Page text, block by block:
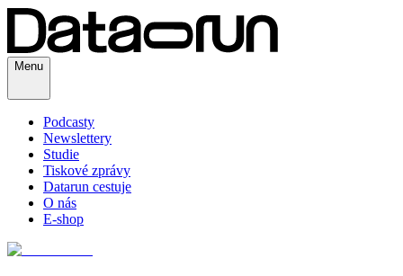
Menu
Podcasty
Newslettery
Studie
Tiskové zprávy
Datarun cestuje
O nás
E-shop